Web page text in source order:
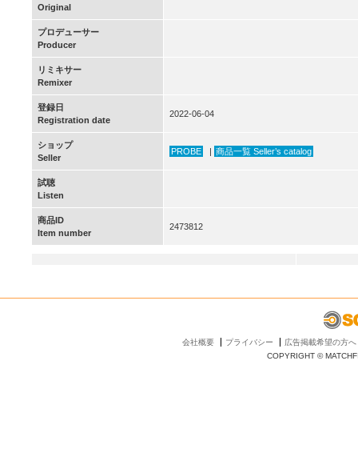
Original
プロデューサー
Producer
リミキサー
Remixer
登録日
Registration date
2022-06-04
ショップ
Seller
PROBE | 商品一覧 Seller’s catalog
試聴
Listen
商品ID
Item number
2473812
会社概要 プライバシー
広告掲載希望の方へ
COPYRIGHT ©